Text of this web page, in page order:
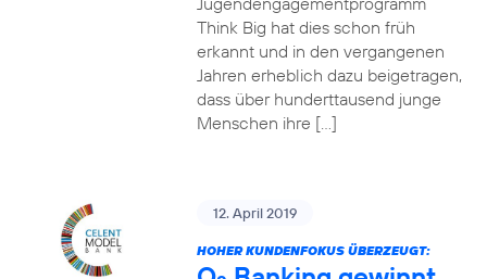
Think Big hat dies schon früh
erkannt und in den vergangenen
Jahren erheblich dazu beigetragen,
dass über hunderttausend junge
Menschen ihre […]
12. April 2019
HOHER KUNDENFOKUS ÜBERZEUGT: